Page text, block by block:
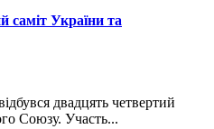
саміт України та
Союзу. Участь...